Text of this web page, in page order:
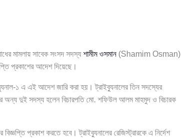
মামলায় সাবেক সংসদ সদস্য শামীম ওসমান(Shamim Osman)
প্রকাশের আদেশ দিয়েছে।
১ এ এই আদেশ জারি করা হয়। ট্রাইব্যুনালের তিন সদস্যের
অন্য দুই সদস্য হলেন বিচারপতি মো. শফিউল আলম মাহমুদ ও বিচারক
প্রকাশ করতে হবে। ট্রাইব্যুনালের রেজিস্ট্রারকে এ নির্দেশ